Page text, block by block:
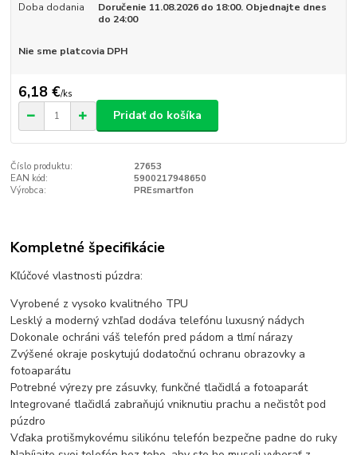
Doba dodania
Doručenie 11.08.2026 do 18:00. Objednajte dnes
do 24:00
Nie sme platcovia DPH
6,18 €/ks
Pridať do košíka
Číslo produktu:
27653
EAN kód:
5900217948650
Výrobca:
PREsmartfon
Kompletné špecifikácie
Kľúčové vlastnosti púzdra:
Vyrobené z vysoko kvalitného TPU
Lesklý a moderný vzhľad dodáva telefónu luxusný nádych
Dokonale ochráni váš telefón pred pádom a tlmí nárazy
Zvýšené okraje poskytujú dodatočnú ochranu obrazovky a
fotoaparátu
Potrebné výrezy pre zásuvky, funkčné tlačidlá a fotoaparát
Integrované tlačidlá zabraňujú vniknutiu prachu a nečistôt pod
púzdro
Vďaka protišmykovému silikónu telefón bezpečne padne do ruky